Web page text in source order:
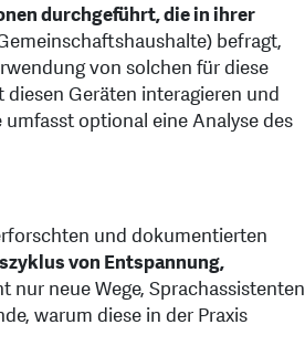
durchgeführt, die in ihrer
befragt,
von solchen für diese
Geräten interagieren und
optional eine Analyse des
und dokumentierten
von Entspannung,
nur neue Wege, Sprachassistenten
warum diese in der Praxis